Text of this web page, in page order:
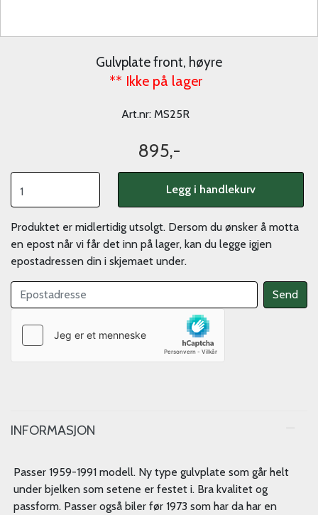
Gulvplate front, høyre
** Ikke på lager
Art.nr: MS25R
895,-
Legg i handlekurv
Produktet er midlertidig utsolgt. Dersom du ønsker å motta
en epost når vi får det inn på lager, kan du legge igjen
epostadressen din i skjemaet under.
INFORMASJON
Passer 1959-1991 modell. Ny type gulvplate som går helt
under bjelken som setene er festet i. Bra kvalitet og
passform. Passer også biler før 1973 som har da har en